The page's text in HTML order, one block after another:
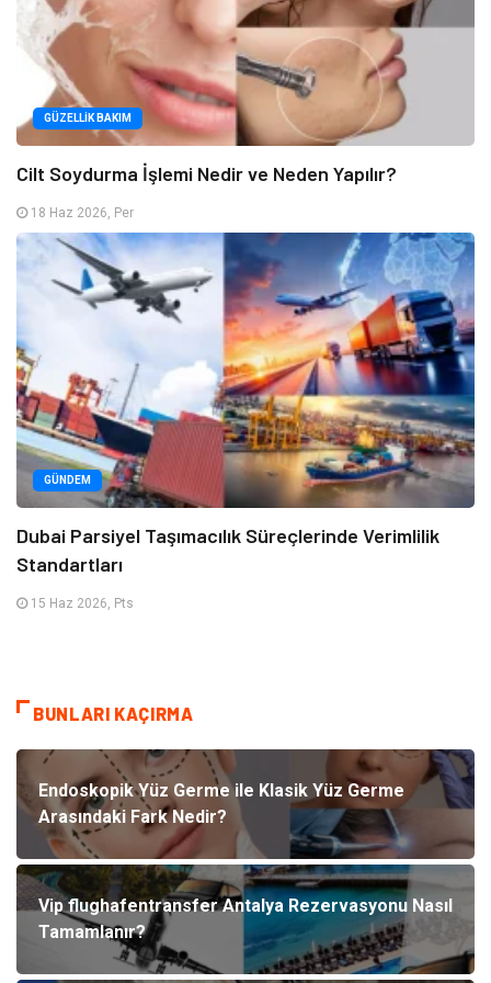
GÜZELLIK BAKIM
Cilt Soydurma İşlemi Nedir ve Neden Yapılır?
18 Haz 2026, Per
GÜNDEM
Dubai Parsiyel Taşımacılık Süreçlerinde Verimlilik
Standartları
15 Haz 2026, Pts
BUNLARI KAÇIRMA
Endoskopik Yüz Germe ile Klasik Yüz Germe
Arasındaki Fark Nedir?
Vip flughafentransfer Antalya Rezervasyonu Nasıl
Tamamlanır?